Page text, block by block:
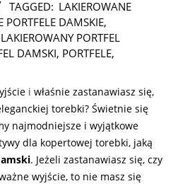
TAGGED: LAKIEROWANE
PORTFELE DAMSKIE,
LAKIEROWANY PORTFEL
DAMSKI, PORTFELE,
i właśnie zastanawiasz się,
torebki? Świetnie się
najmodniejsze i wyjątkowe
dla kopertowej torebki, jaką
. Jeżeli zastanawiasz się, czy
wyjście, to nie masz się